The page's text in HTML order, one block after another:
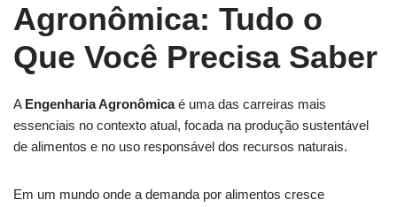
Agronômica: Tudo o
Que Você Precisa Saber
A Engenharia Agronômicaé uma das carreiras mais
essenciais no contexto atual, focada na produção sustentável
de alimentos e no uso responsável dos recursos naturais.
Em um mundo onde a demanda por alimentos cresce